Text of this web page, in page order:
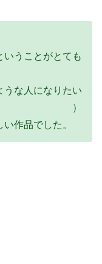
とても
りたい
、（ ）
作品でした。